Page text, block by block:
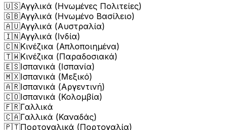
🇺🇸Αγγλικά (Ηνωμένες Πολιτείες)
🇬🇧Αγγλικά (Ηνωμένο Βασίλειο)
🇦🇺Αγγλικά (Αυστραλία)
🇮🇳Αγγλικά (Ινδία)
🇨🇳Κινέζικα (Απλοποιημένα)
🇹🇼Κινέζικα (Παραδοσιακά)
🇪🇸Ισπανικά (Ισπανία)
🇲🇽Ισπανικά (Μεξικό)
🇦🇷Ισπανικά (Αργεντινή)
🇨🇴Ισπανικά (Κολομβία)
🇫🇷Γαλλικά
🇨🇦Γαλλικά (Καναδάς)
🇵🇹Πορτογαλικά (Πορτογαλία)